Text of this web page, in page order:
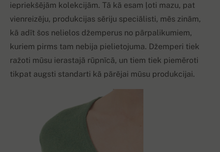
iepriekšējām kolekcijām. Tā kā esam ļoti mazu, pat
vienreizēju, produkcijas sēriju speciālisti, mēs zinām,
kā adīt šos nelielos džemperus no pārpalikumiem,
kuriem pirms tam nebija pielietojuma. Džemperi tiek
ražoti mūsu ierastajā rūpnīcā, un tiem tiek piemēroti
tikpat augsti standarti kā pārējai mūsu produkcijai.